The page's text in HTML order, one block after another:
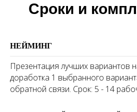
Сроки и
НЕЙМИНГ
Презентация лучших вариантов
доработка 1 выбранного
обратной связи. Срок: 5 - 14